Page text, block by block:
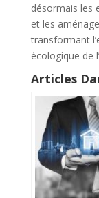
désormais les
et les
transformant
écologique de
Articles